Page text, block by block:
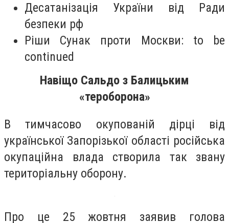
Десатанізація України від Ради
безпеки рф
Ріши Сунак проти Москви: to be
continued
Навіщо Сальдо з Балицьким
«тероборона»
В тимчасово окупованій дірці від
української Запорізької області російська
окупаційна влада створила так звану
територіальну оборону.
Про це 25 жовтня заявив голова